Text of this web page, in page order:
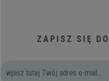
ZAPISZ SIĘ